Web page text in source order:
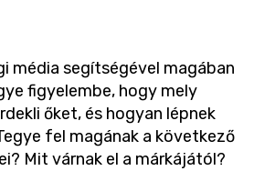
média segítségével magában
figyelembe, hogy mely
őket, és hogyan lépnek
fel magának a következő
Mit várnak el a márkájától?